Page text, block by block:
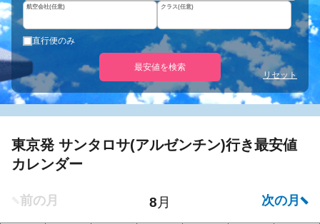
航空会社(任意) クラス(任意)
直行便のみ
最安値を検索
リセット
東京発 サンタロサ(アルゼンチン)行き最安値
カレンダー